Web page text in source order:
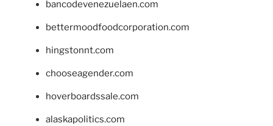
bancodevenezuelaen.com
bettermoodfoodcorporation.com
hingstonnt.com
chooseagender.com
hoverboardssale.com
alaskapolitics.com